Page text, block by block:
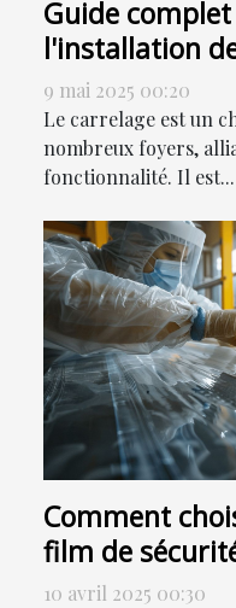
Guide
l'installation
maison
9 mai 2025 00:20
Le carrelage est un
nombreux foyers,
fonctionnalité. Il est...
Comment
film de
10 avril 2025 00:30